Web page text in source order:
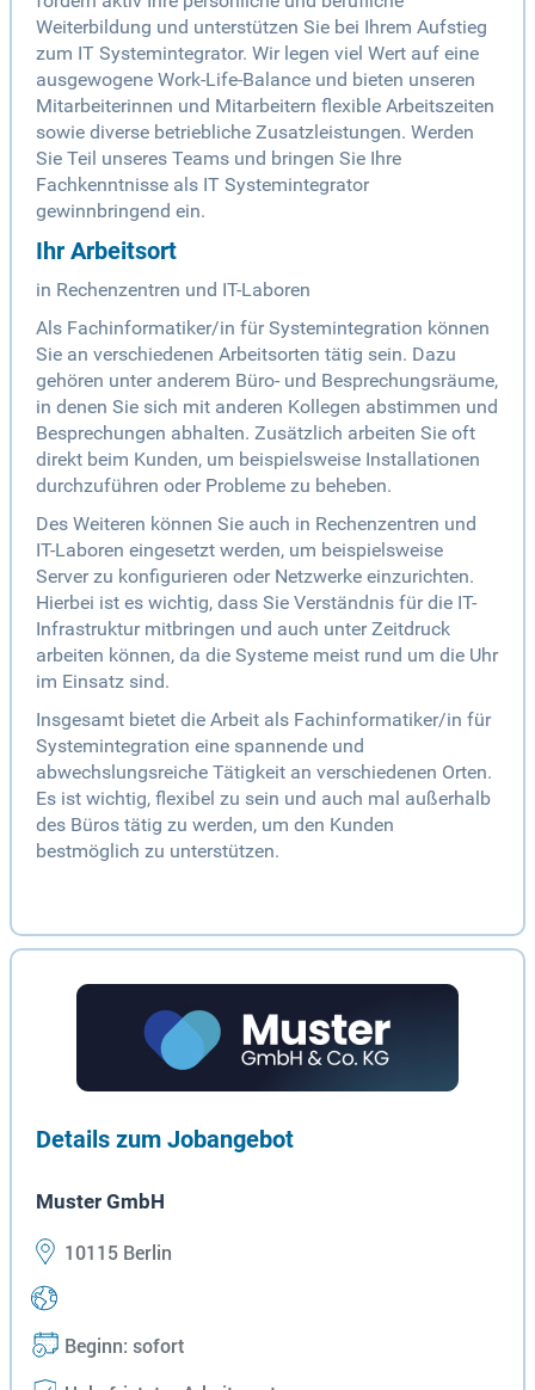
Weiterbildung und unterstützen Sie bei Ihrem Aufstieg
zum IT Systemintegrator. Wir legen viel Wert auf eine
ausgewogene Work-Life-Balance und bieten unseren
Mitarbeiterinnen und Mitarbeitern flexible Arbeitszeiten
sowie diverse betriebliche Zusatzleistungen. Werden
Sie Teil unseres Teams und bringen Sie Ihre
Fachkenntnisse als IT Systemintegrator
gewinnbringend ein.
Ihr Arbeitsort
in Rechenzentren und IT-Laboren
Als Fachinformatiker/in für Systemintegration können
Sie an verschiedenen Arbeitsorten tätig sein. Dazu
gehören unter anderem Büro- und Besprechungsräume,
in denen Sie sich mit anderen Kollegen abstimmen und
Besprechungen abhalten. Zusätzlich arbeiten Sie oft
direkt beim Kunden, um beispielsweise Installationen
durchzuführen oder Probleme zu beheben.
Des Weiteren können Sie auch in Rechenzentren und
IT-Laboren eingesetzt werden, um beispielsweise
Server zu konfigurieren oder Netzwerke einzurichten.
Hierbei ist es wichtig, dass Sie Verständnis für die IT-
Infrastruktur mitbringen und auch unter Zeitdruck
arbeiten können, da die Systeme meist rund um die Uhr
im Einsatz sind.
Insgesamt bietet die Arbeit als Fachinformatiker/in für
Systemintegration eine spannende und
abwechslungsreiche Tätigkeit an verschiedenen Orten.
Es ist wichtig, flexibel zu sein und auch mal außerhalb
des Büros tätig zu werden, um den Kunden
bestmöglich zu unterstützen.
Details zum Jobangebot
Muster GmbH
10115 Berlin
Beginn: sofort